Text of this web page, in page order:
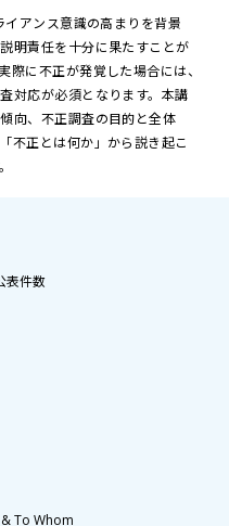
アンス意識の高まりを背景
明責任を十分に果たすことが
際に不正が発覚した場合には、
対応が必須となります。本講
向、不正調査の目的と全体
不正とは何か」から説き起こ
表件数
To Whom